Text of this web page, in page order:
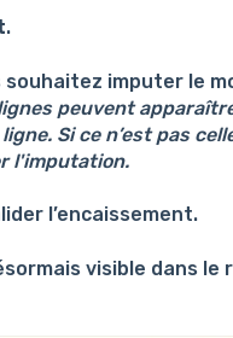
.
imputer le
peuvent
Si ce n’est pas
l'imputation.
l’encaissement.
visible dans le